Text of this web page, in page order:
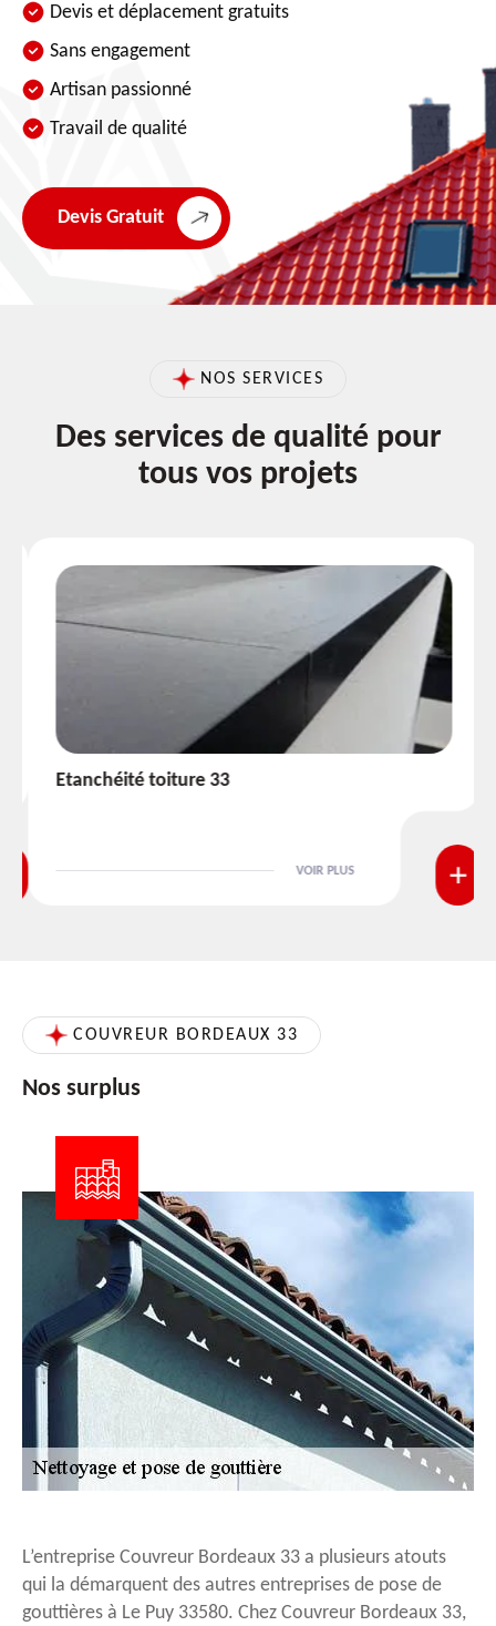
Devis et déplacement gratuits
Sans engagement
Artisan passionné
Travail de qualité
Devis Gratuit
NOS SERVICES
Des services de qualité pour
tous vos projets
Etanchéité toiture 33
VOIR PLUS
COUVREUR BORDEAUX 33
Nos surplus
L’entreprise Couvreur Bordeaux 33 a plusieurs atouts
qui la démarquent des autres entreprises de pose de
gouttières à Le Puy 33580. Chez Couvreur Bordeaux 33,